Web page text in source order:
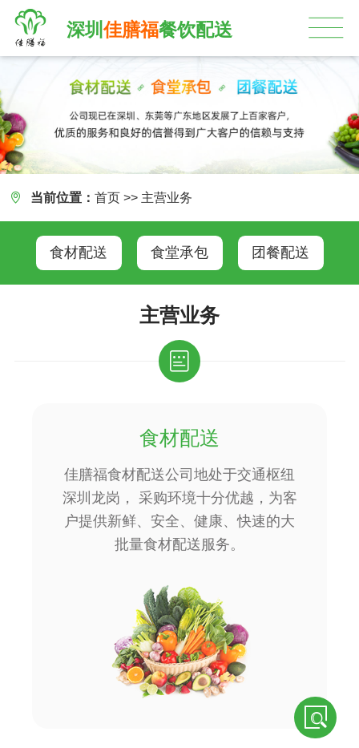
深圳佳膳福餐饮配送
 当前位置： 首页>> 主营业务
食材配送 食堂承包 团餐配送
主营业务

食材配送
佳膳福食材配送公司地处于交通枢纽
深圳龙岗， 采购环境十分优越，为客
户提供新鲜、安全、健康、快速的大
批量食材配送服务。
